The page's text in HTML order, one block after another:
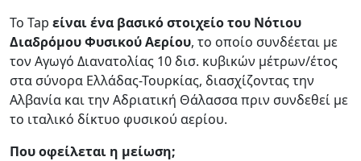
Το Tap είναι ένα βασικό στοιχείο του Νότιου
Διαδρόμου Φυσικού Αερίου, το οποίο συνδέεται με
τον Αγωγό Διανατολίας 10 δισ. κυβικών μέτρων/έτος
στα σύνορα Ελλάδας-Τουρκίας, διασχίζοντας την
Αλβανία και την Αδριατική Θάλασσα πριν συνδεθεί με
το ιταλικό δίκτυο φυσικού αερίου.
Που οφείλεται η μείωση;